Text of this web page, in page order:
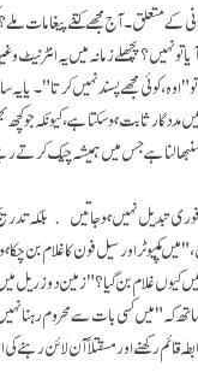
کے متعلق۔ آج مجھے کتنے پیغامات
تو نہیں؟ پچھلے زمانہ میں یہ
کوئی مجھے پسند نہیں کرتا"۔ یا
مددگار ثابت ہوسکتا ہے، کیونکہ
ہے جس میں ہمیشہ چیک کرتے
تبدیل نہیں ہوجاتیں بلکہ
کمپیوٹر اور سیل فون کا غلام بن
کیوں غلام بن گیا؟" زمین دوز ریل
"میں کسی بات سے محروم رہنا نہیں
قائم رکھنے اور مسقتلاً آن لائن